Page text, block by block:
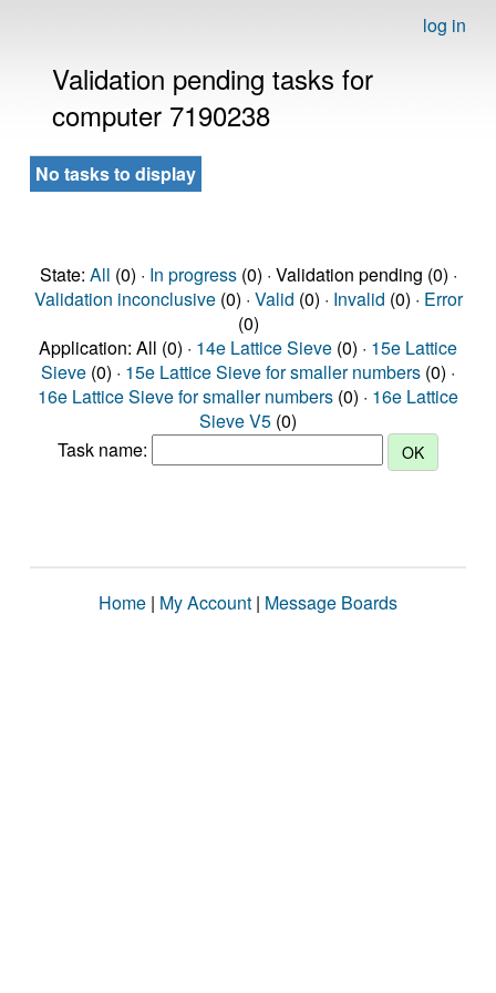
log in
Validation pending tasks for
computer 7190238
No tasks to display
State: All (0) · In progress(0) · Validation pending (0) ·
Validation inconclusive(0) · Valid (0) · Invalid (0) · Error
(0)
Application: All (0) · 14e Lattice Sieve (0) · 15e Lattice
Sieve (0) · 15e Lattice Sieve for smaller numbers (0) ·
16e Lattice Sieve for smaller numbers (0) · 16e Lattice
Sieve V5 (0)
Task name:
Home | My Account | Message Boards